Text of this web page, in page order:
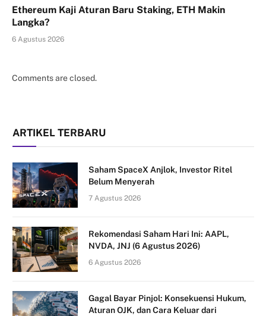
Ethereum Kaji Aturan Baru Staking, ETH Makin
Langka?
6 Agustus 2026
Comments are closed.
ARTIKEL TERBARU
Saham SpaceX Anjlok, Investor Ritel
Belum Menyerah
7 Agustus 2026
Rekomendasi Saham Hari Ini: AAPL,
NVDA, JNJ (6 Agustus 2026)
6 Agustus 2026
Gagal Bayar Pinjol: Konsekuensi Hukum,
Aturan OJK, dan Cara Keluar dari